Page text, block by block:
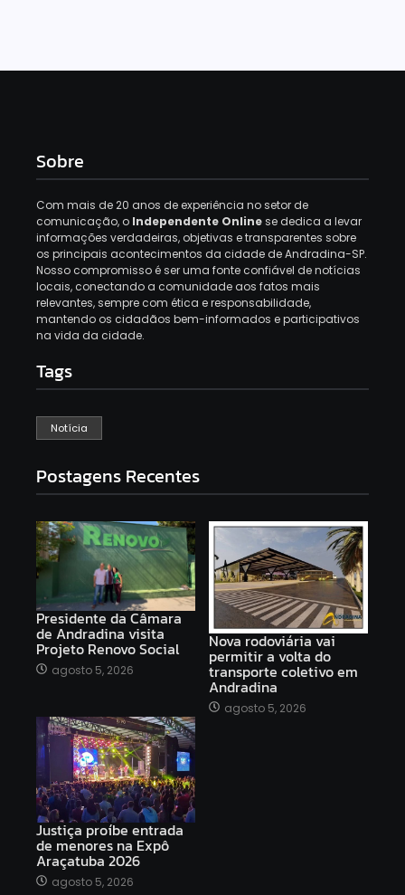
Sobre
Com mais de 20 anos de experiência no setor de
comunicação, o Independente Onlinese dedica a levar
informações verdadeiras, objetivas e transparentes sobre
os principais acontecimentos da cidade de Andradina-SP.
Nosso compromisso é ser uma fonte confiável de notícias
locais, conectando a comunidade aos fatos mais
relevantes, sempre com ética e responsabilidade,
mantendo os cidadãos bem-informados e participativos
na vida da cidade.
Tags
Notícia
Postagens Recentes
Presidente da Câmara
de Andradina visita
Projeto Renovo Social
agosto 5, 2026
Nova rodoviária vai
permitir a volta do
transporte coletivo em
Andradina
agosto 5, 2026
Justiça proíbe entrada
de menores na Expô
Araçatuba 2026
agosto 5, 2026